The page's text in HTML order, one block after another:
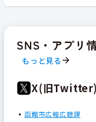
SNS・アプリ
もっと見る
X(旧Twitter)
函館市広報広聴課